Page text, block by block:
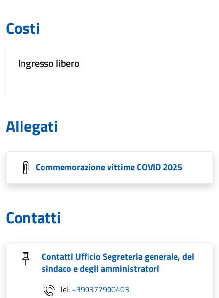
Costi
Ingresso libero
Allegati
Commemorazione vittime COVID 2025
Contatti
Contatti Ufficio Segreteria generale, del
sindaco e degli amministratori
Tel: +390377900403